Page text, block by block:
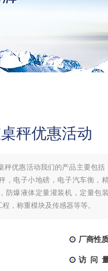
秤优惠活动
秤优惠活动我们的产品主要包
，电子小地磅，电子汽车衡，
防爆液体定量灌装机，定量包
，称重模块及传感器等等。
厂商性
访 问 量